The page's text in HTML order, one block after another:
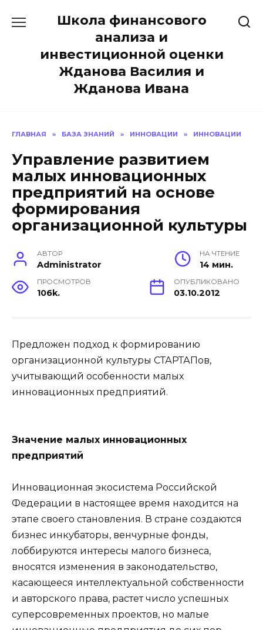
Школа финансового
анализа и
инвестиционной оценки
Жданова Василия и
Жданова Ивана
ГЛАВНАЯ » БАЗА ЗНАНИЙ » ИННОВАЦИИ » ИННОВАЦИИ
Управление развитием
малых инновационных
предприятий на основе
формирования
организационной культуры
АВТОР
Administrator
НА ЧТЕНИЕ
14 мин.
ПРОСМОТРОВ
106k.
ОПУБЛИКОВАНО
03.10.2012
Предложен подход к формированию
организационной культуры СТАРТАПов,
учитывающий особенности малых
инновационных предприятий.
Значение малых инновационных
предприятий
Инновационная экосистема Российской
Федерации в настоящее время находится на
этапе своего становления. В стране создаются
бизнес инкубаторы, венчурные фонды,
лоббируются интересы малого бизнеса,
вносятся изменения в законодательство,
касающееся интеллектуальной собственности
и авторского права, растет число успешных
суперсовременных проектов, но малые